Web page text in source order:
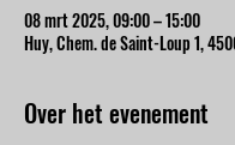
08 mrt 2025, 09:00 – 15:00
Huy, Chem. de Saint-Loup 1,
Over het evenement